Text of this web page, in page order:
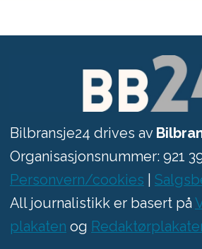
Bilbransje24 drives av
Organisasjonsnummer: 921
Personvern/cookies
All journalistikk er basert på
plakaten og